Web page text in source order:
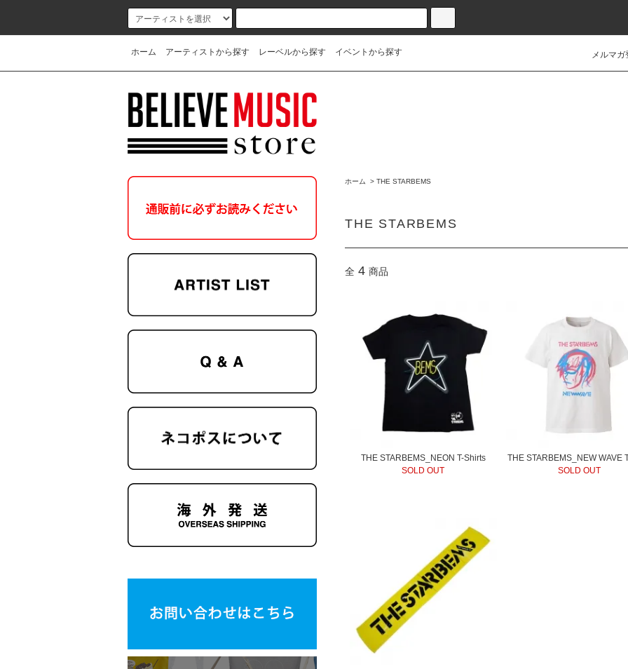
ホーム アーティストから探す レーベルから探す イベントから探す メルマ
ホーム > THE STARBEMS
THE STARBEMS
全 4 商品
THE STARBEMS_NEON T-Shirts
SOLD OUT
THE STARBEMS_NEW WAVE
SOLD OUT